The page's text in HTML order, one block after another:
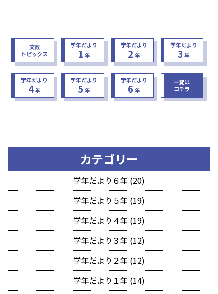
文教
トピックス
学年だより
1 年
学年だより
2 年
学年だより
3 年
学年だより
4年
学年だより
5 年
学年だより
6 年
一覧は
コチラ
カテゴリー
学年だより６年 (20)
学年だより５年 (19)
学年だより４年 (19)
学年だより３年 (12)
学年だより２年 (12)
学年だより１年 (14)